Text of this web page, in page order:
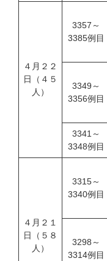
４月２２
日（４５
人）
3357～
3385例目
3349～
3356例目
3341～
3348例目
４月２１
日（５８
人）
3315～
3340例目
3298～
3314例目